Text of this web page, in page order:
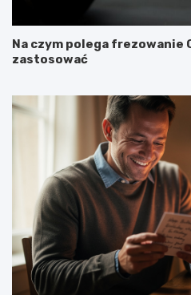
Na czym polega frezowanie
zastosować